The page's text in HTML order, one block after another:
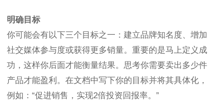
明确目标
你可能会有以下三个目标之一：建立品牌知名度、增加
社交媒体参与度或获得更多销量。重要的是马上定义成
功，这样你后面才能衡量结果。思考你需要卖出多少件
产品才能盈利。在文档中写下你的目标并将其具体化，
例如：“促进销售，实现2倍投资回报率。”